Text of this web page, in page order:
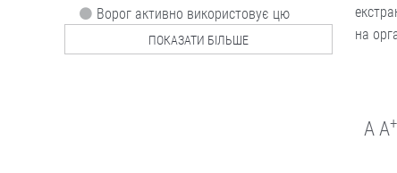
на
A A+
Ворог активно використовує цю
зброю насамперед по
причорноморських областях -
ПОКАЗАТИ БІЛЬШЕ